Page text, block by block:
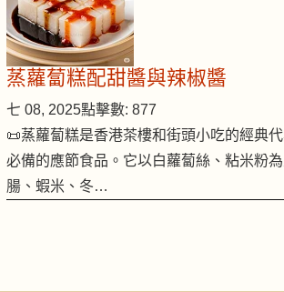
蒸蘿蔔糕配甜醬與辣椒醬
七 08, 2025點擊數: 877
📜蒸蘿蔔糕是香港茶樓和街頭小吃的經典
必備的應節食品。它以白蘿蔔絲、粘米粉
腸、蝦米、冬…